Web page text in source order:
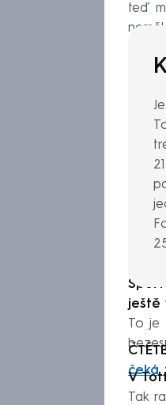
teď
ještě
To je
čeká
V
Tak